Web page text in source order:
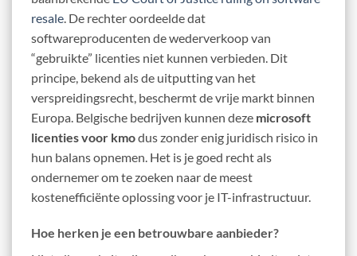
resale . De rechter oordeelde dat
softwareproducenten de wederverkoop van
“gebruikte” licenties niet kunnen verbieden. Dit
principe, bekend als de uitputting van het
verspreidingsrecht, beschermt de vrije markt binnen
Europa. Belgische bedrijven kunnen deze microsoft
licenties voor kmodus zonder enig juridisch risico in
hun balans opnemen. Het is je goed recht als
ondernemer om te zoeken naar de meest
kostenefficiënte oplossing voor je IT-infrastructuur.
Hoe herken je een betrouwbare aanbieder?